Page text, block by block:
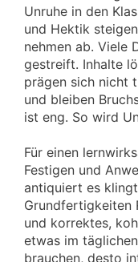
Unruhe in den
und Hektik
nehmen ab. Viele
gestreift. Inhalte
prägen sich nicht
und bleiben
ist eng. So wird
Für einen
Festigen und
antiquiert es
Grundfertigkeiten
und korrektes,
etwas im
brauchen, desto